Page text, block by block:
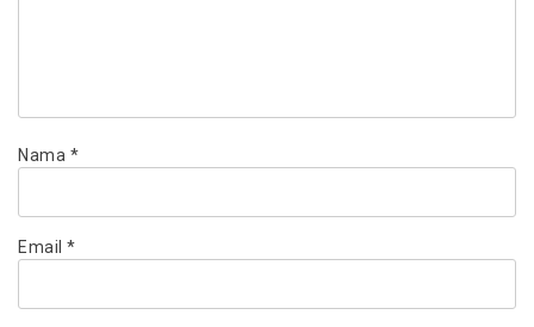
Nama *
Email *